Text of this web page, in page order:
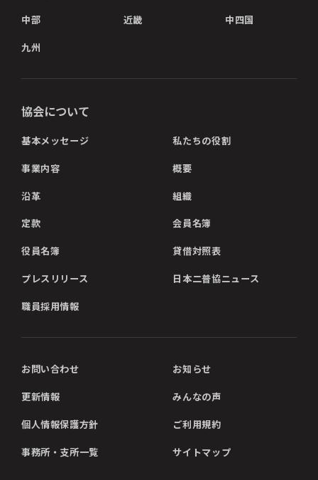
中部 近畿 中四国
九州
協会について
基本メッセージ 私たちの役割
事業内容 概要
沿革 組織
定款 会員名簿
役員名簿 貸借対照表
プレスリリース 日本二普協ニュース
職員採用情報
お問い合わせ お知らせ
更新情報 みんなの声
個人情報保護方針 ご利用規約
事務所・支所一覧 サイトマップ